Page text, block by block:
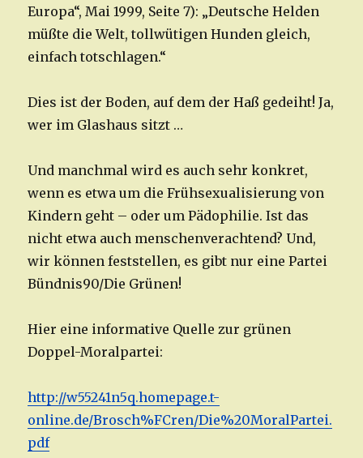
Europa“, Mai 1999, Seite 7): „Deutsche Helden
müßte die Welt, tollwütigen Hunden gleich,
einfach totschlagen.“
Dies ist der Boden, auf dem der Haß gedeiht! Ja,
wer im Glashaus sitzt …
Und manchmal wird es auch sehr konkret,
wenn es etwa um die Frühsexualisierung von
Kindern geht – oder um Pädophilie. Ist das
nicht etwa auch menschenverachtend? Und,
wir können feststellen, es gibt nur eine Partei
Bündnis90/Die Grünen!
Hier eine informative Quelle zur grünen
Doppel-Moralpartei:
http://w55241n5q.homepage.t-
online.de/Brosch%FCren/Die%20MoralPartei.
pdf